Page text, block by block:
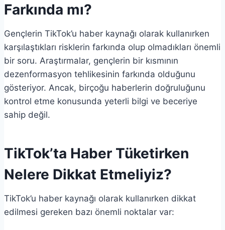
Farkında mı?
Gençlerin TikTok’u haber kaynağı olarak kullanırken
karşılaştıkları risklerin farkında olup olmadıkları önemli
bir soru. Araştırmalar, gençlerin bir kısmının
dezenformasyon tehlikesinin farkında olduğunu
gösteriyor. Ancak, birçoğu haberlerin doğruluğunu
kontrol etme konusunda yeterli bilgi ve beceriye
sahip değil.
TikTok’ta Haber Tüketirken
Nelere Dikkat Etmeliyiz?
TikTok’u haber kaynağı olarak kullanırken dikkat
edilmesi gereken bazı önemli noktalar var: